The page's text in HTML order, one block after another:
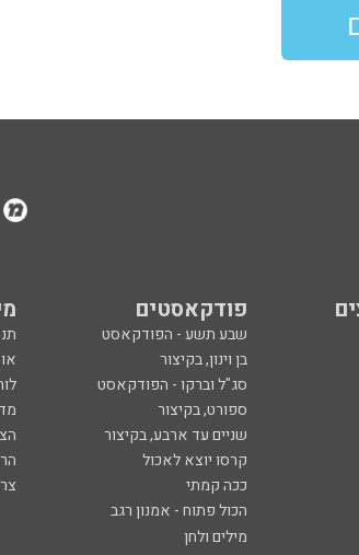
פודקאסטים
שבע תשע - הפודקאסט
בן וינון, בקיצור
סג"ל וברקו - הפודקאסט
ספורט, בקיצור
שניים עד ארבע, בקיצור
קרסו יוצא לאכול
ככה קמתי
הכול פתוח - אמנון רגב
מילים ולחן